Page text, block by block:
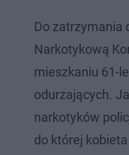
Do zatrzymania
Narkotykową
mieszkaniu 61-
odurzających.
narkotyków
do której